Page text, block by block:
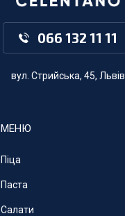
066 132 11 11
вул. Стрийська, 45, Львів
МЕНЮ
Піца
Паста
Салати